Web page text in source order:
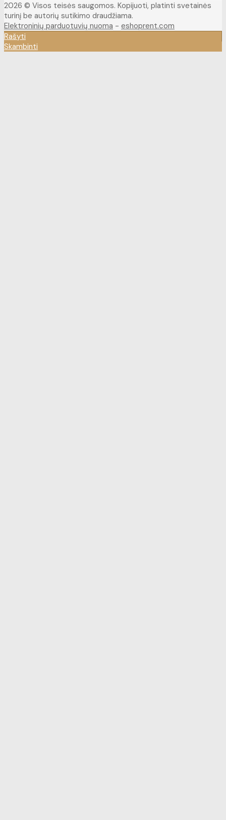
2026 © Visos teisės saugomos. Kopijuoti, platinti svetainės
turinį be autorių sutikimo draudžiama.
Elektroninių parduotuvių nuoma - eshoprent.com
Rašyti
Skambinti